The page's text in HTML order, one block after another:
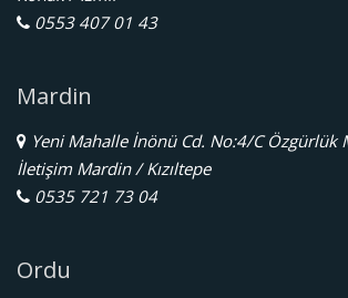
0553 407 01 43
Mardin
Yeni Mahalle İnönü Cd. No:4/C Özgürlük
İletişim Mardin / Kızıltepe
0535 721 73 04
Ordu